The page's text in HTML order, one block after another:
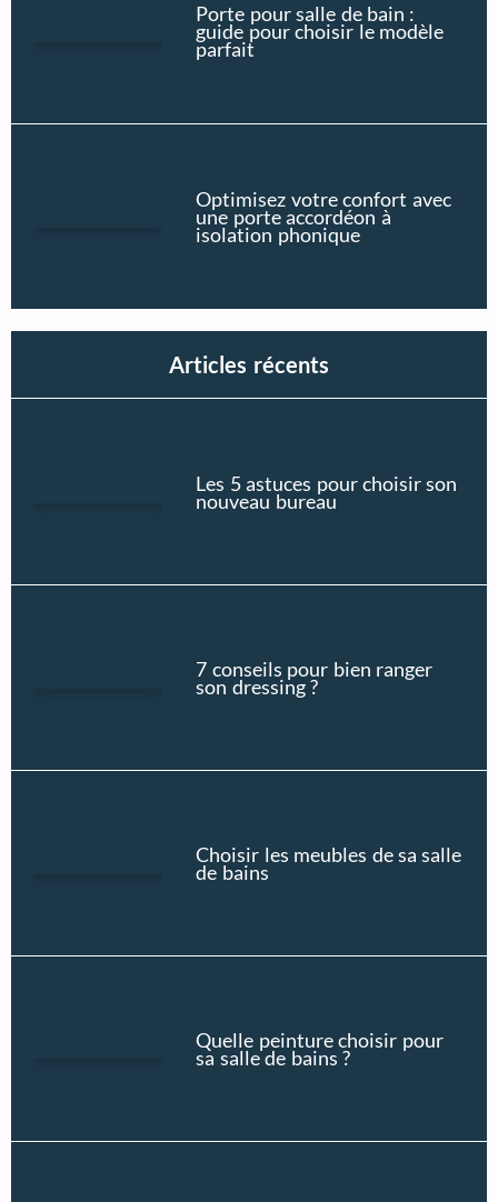
Porte pour salle de bain :
guide pour choisir le modèle
parfait
Optimisez votre confort avec
une porte accordéon à
isolation phonique
Articles récents
Les 5 astuces pour choisir son
nouveau bureau
7 conseils pour bien ranger
son dressing ?
Choisir les meubles de sa salle
de bains
Quelle peinture choisir pour
sa salle de bains ?